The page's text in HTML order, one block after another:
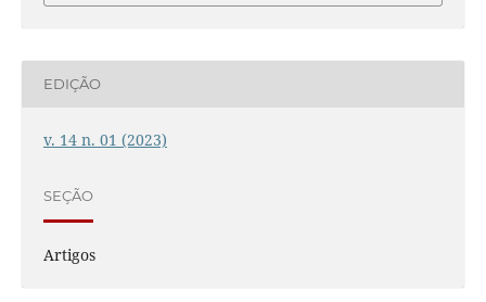
EDIÇÃO
v. 14 n. 01 (2023)
SEÇÃO
Artigos